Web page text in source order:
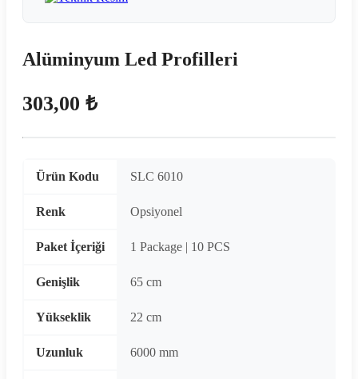
Alüminyum Led Profilleri
303,00 ₺
Ürün Kodu SLC 6010
Renk Opsiyonel
Paket İçeriği 1 Package | 10 PCS
Genişlik 65 cm
Yükseklik 22 cm
Uzunluk 6000 mm